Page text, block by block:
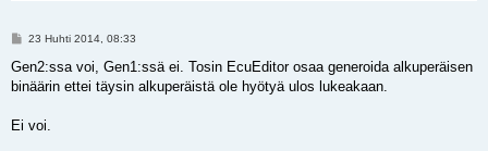
V
e
t
23 Huhti 2014, 08:33
Gen2:ssa voi, Gen1:ssä ei. Tosin EcuEditor osaa generoida alkuperäisen
binäärin ettei täysin alkuperäistä ole hyötyä ulos lukeakaan.
Ei voi.